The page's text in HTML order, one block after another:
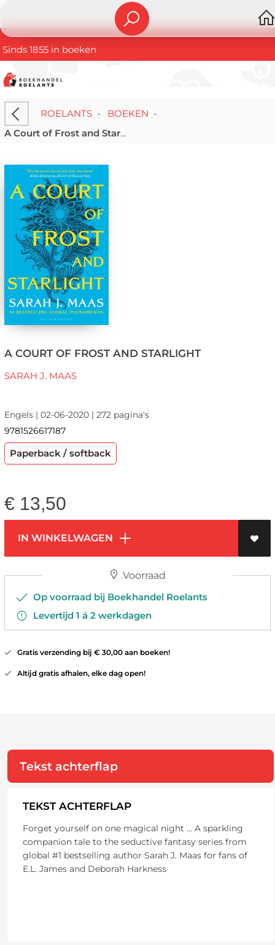
Sinds 1855 in boeken
ROELANTS- BOEKEN -
A Court of Frost and Starlight
A COURT OF FROST AND STARLIGHT
SARAH J. MAAS
Engels | 02-06-2020 | 272 pagina's
9781526617187
Paperback / softback
€ 13,50
IN WINKELWAGEN
Voorraad
Op voorraad bij Boekhandel Roelants
Levertijd 1 á 2 werkdagen
Gratis verzending bij € 30,00 aan boeken!
Altijd gratis afhalen, elke dag open!
Tekst achterflap
TEKST ACHTERFLAP
Forget yourself on one magical night ... A sparkling
companion tale to the seductive fantasy series from
global #1 bestselling author Sarah J. Maas for fans of
E.L. James and Deborah Harkness